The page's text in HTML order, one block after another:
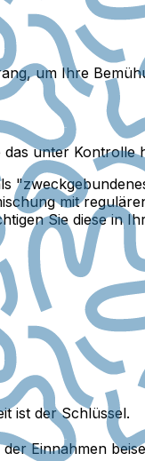
um Ihre
unter Kontrolle
mit
Sie diese in
ist der Schlüssel.
Einnahmen